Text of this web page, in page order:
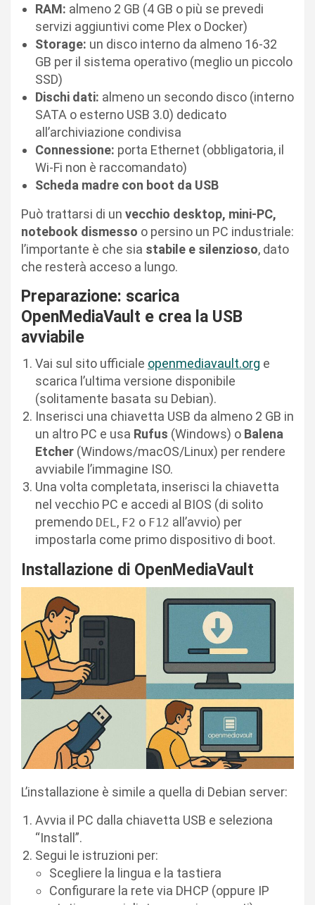
RAM: almeno 2 GB (4 GB o più se prevedi
servizi aggiuntivi come Plex o Docker)
Storage: un disco interno da almeno 16-32
GB per il sistema operativo (meglio un piccolo
SSD)
Dischi dati: almeno un secondo disco (interno
SATA o esterno USB 3.0) dedicato
all’archiviazione condivisa
Connessione: porta Ethernet (obbligatoria, il
Wi-Fi non è raccomandato)
Scheda madre con boot da USB
Può trattarsi di un vecchio desktop, mini-PC,
notebook dismesso o persino un PC industriale:
l’importante è che sia stabile e silenzioso, dato
che resterà acceso a lungo.
Preparazione: scarica
OpenMediaVault e crea la USB
avviabile
Vai sul sito ufficiale openmediavault.org e
scarica l’ultima versione disponibile
(solitamente basata su Debian).
Inserisci una chiavetta USB da almeno 2 GB in
un altro PC e usa Rufus (Windows) o Balena
Etcher (Windows/macOS/Linux) per rendere
avviabile l’immagine ISO.
Una volta completata, inserisci la chiavetta
nel vecchio PC e accedi al BIOS (di solito
premendo DEL , F2 o F12 all’avvio) per
impostarla come primo dispositivo di boot.
Installazione di OpenMediaVault
L’installazione è simile a quella di Debian server:
Avvia il PC dalla chiavetta USB e seleziona
“Install”.
Segui le istruzioni per:
Scegliere la lingua e la tastiera
Configurare la rete via DHCP (oppure IP